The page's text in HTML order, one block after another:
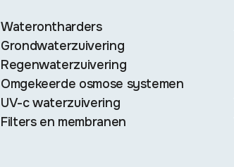
Waterontharders
Grondwaterzuivering
Regenwaterzuivering
Omgekeerde osmose systemen
UV-c waterzuivering
Filters en membranen